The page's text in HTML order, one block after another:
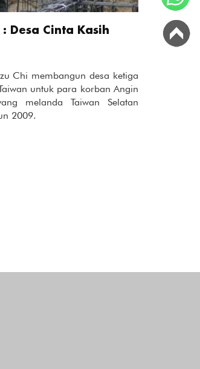
Desa Cinta Kasih
Chi membangun desa ketiga
untuk para korban Angin
melanda Taiwan Selatan
2009.